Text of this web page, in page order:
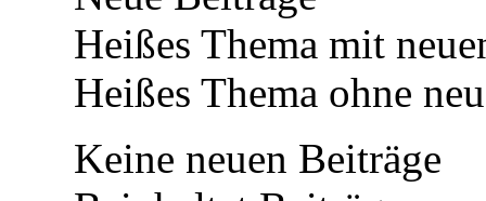
Heißes Thema mit
Heißes Thema ohne
Keine neuen Beiträge